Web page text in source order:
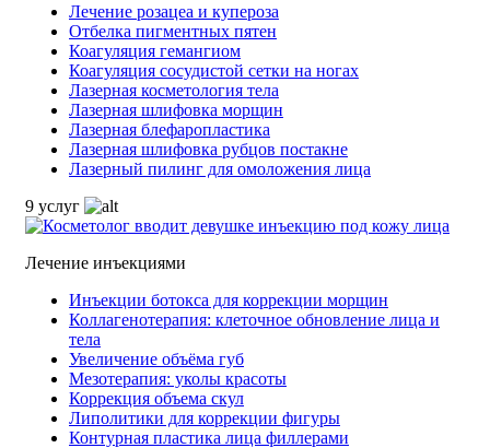
Лечение розацеа и купероза
Отбелка пигментных пятен
Коагуляция гемангиом
Коагуляция сосудистой сетки на ногах
Лазерная косметология тела
Лазерная шлифовка морщин
Лазерная блефаропластика
Лазерная шлифовка рубцов постакне
Лазерный пилинг для омоложения лица
9 услуг
Лечение инъекциями
Инъекции ботокса для коррекции морщин
Коллагенотерапия: клеточное обновление лица и
тела
Увеличение объёма губ
Мезотерапия: уколы красоты
Коррекция объема скул
Липолитики для коррекции фигуры
Контурная пластика лица филлерами